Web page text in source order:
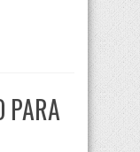
PARA